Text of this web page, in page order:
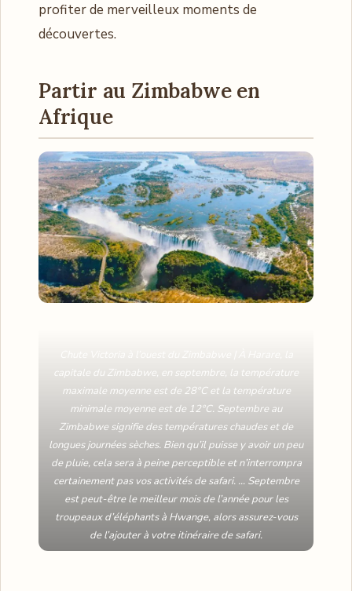
profiter de merveilleux moments de
découvertes.
Partir au Zimbabwe en
Afrique
capitale du Zimbabwe, en septembre, la température
maximale moyenne est de 28°C et la température
minimale moyenne est de 12°C. Septembre au
Zimbabwe signifie des températures chaudes et de
longues journées sèches. Bien qu’il puisse y avoir un peu
de pluie, cela sera à peine perceptible et n’interrompra
certainement pas vos activités de safari. … Septembre
est peut-être le meilleur mois de l’année pour les
troupeaux d’éléphants à Hwange, alors assurez-vous
de l’ajouter à votre itinéraire de safari.